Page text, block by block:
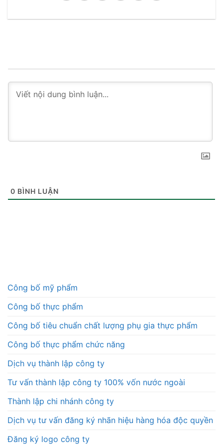
0 BÌNH LUẬN
Công bố mỹ phẩm
Công bố thực phẩm
Công bố tiêu chuẩn chất lượng phụ gia thực phẩm
Công bố thực phẩm chức năng
Dịch vụ thành lập công ty
Tư vấn thành lập công ty 100% vốn nước ngoài
Thành lập chi nhánh công ty
Dịch vụ tư vấn đăng ký nhãn hiệu hàng hóa độc quyền
Đăng ký logo công ty